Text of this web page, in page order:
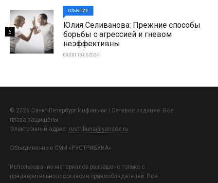
СОБЫТИЯ
Юлия Селиванова: Прежние способы
борьбы с агрессией и гневом
неэффективны
09:35 | 18-05-2024
6
© 2026 Санкт-Петербург Инфоньюс | Сетевое издание. Все
права защищены.
Электронный адрес: rustribuna@yandex.ru
Объединенные СМИ «РУСТРИБУНА»
Использование материалов разрешено только с
предварительного согласия правообладателей. Все